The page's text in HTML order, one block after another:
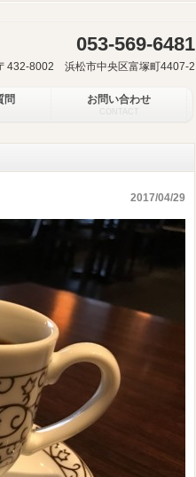
053-569-6481
432-8002 浜松市中央区富塚町4407-2
問 お問い合わせ
2017/04/29